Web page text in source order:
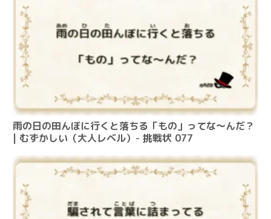
雨の日の田んぼに行くと落ちる「もの」ってな～んだ？
| むずかしい（大人レベル）- 挑戦状 077